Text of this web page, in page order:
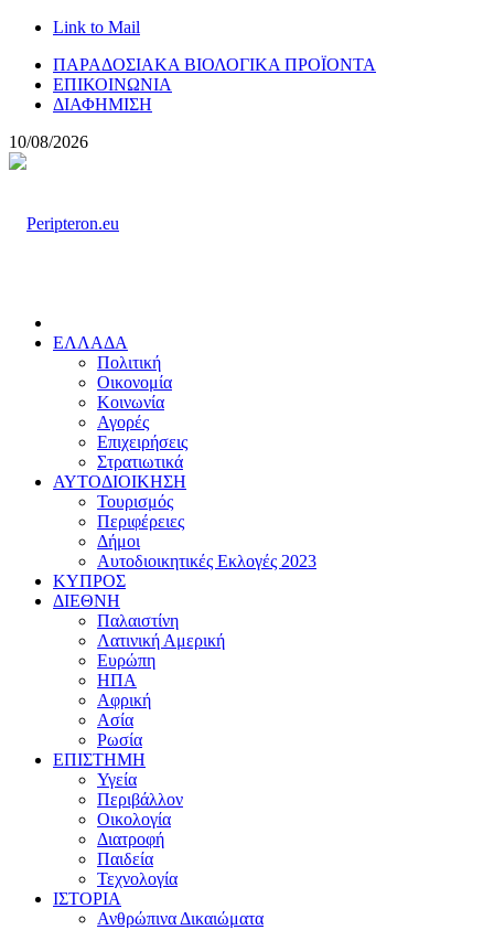
Link to Mail
ΠΑΡΑΔΟΣΙΑΚΑ ΒΙΟΛΟΓΙΚΑ ΠΡΟΪΟΝΤΑ
ΕΠΙΚΟΙΝΩΝΙΑ
ΔΙΑΦΗΜΙΣΗ
10/08/2026
ΕΛΛΑΔΑ
Πολιτική
Οικονομία
Κοινωνία
Αγορές
Επιχειρήσεις
Στρατιωτικά
ΑΥΤΟΔΙΟΙΚΗΣΗ
Τουρισμός
Περιφέρειες
Δήμοι
Αυτοδιοικητικές Εκλογές 2023
ΚΥΠΡΟΣ
ΔΙΕΘΝΗ
Παλαιστίνη
Λατινική Αμερική
Ευρώπη
ΗΠΑ
Αφρική
Ασία
Ρωσία
ΕΠΙΣΤΗΜΗ
Υγεία
Περιβάλλον
Οικολογία
Διατροφή
Παιδεία
Τεχνολογία
ΙΣΤΟΡΙΑ
Ανθρώπινα Δικαιώματα